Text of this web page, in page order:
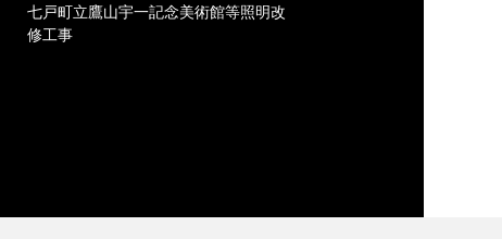
七戸町立鷹山宇一記念美術館等照明改
修工事